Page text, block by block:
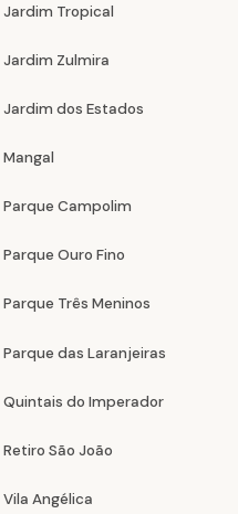
Jardim Tropical
Jardim Zulmira
Jardim dos Estados
Mangal
Parque Campolim
Parque Ouro Fino
Parque Três Meninos
Parque das Laranjeiras
Quintais do Imperador
Retiro São João
Vila Angélica